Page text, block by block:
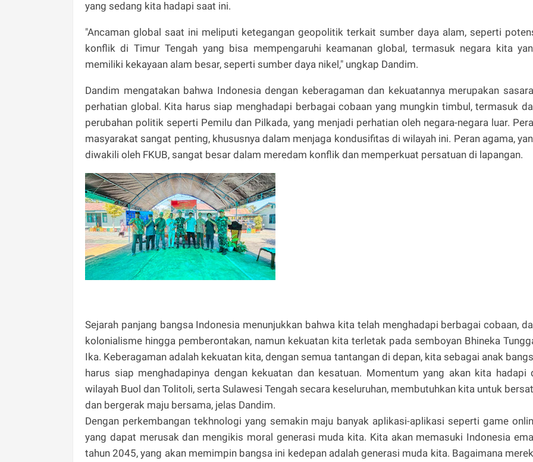
yang sedang kita hadapi saat ini.
"Ancaman global saat ini meliputi ketegangan geopolitik terkait sumber daya alam, seperti
konflik di Timur Tengah yang bisa mempengaruhi keamanan global, termasuk negara kita
memiliki kekayaan alam besar, seperti sumber daya nikel," ungkap Dandim.
Dandim mengatakan bahwa Indonesia dengan keberagaman dan kekuatannya merupakan
perhatian global. Kita harus siap menghadapi berbagai cobaan yang mungkin timbul, termasuk
perubahan politik seperti Pemilu dan Pilkada, yang menjadi perhatian oleh negara-negara luar.
masyarakat sangat penting, khususnya dalam menjaga kondusifitas di wilayah ini. Peran agama,
diwakili oleh FKUB, sangat besar dalam meredam konflik dan memperkuat persatuan di lapangan.
Sejarah panjang bangsa Indonesia menunjukkan bahwa kita telah menghadapi berbagai cobaan,
kolonialisme hingga pemberontakan, namun kekuatan kita terletak pada semboyan Bhineka
Ika. Keberagaman adalah kekuatan kita, dengan semua tantangan di depan, kita sebagai anak
harus siap menghadapinya dengan kekuatan dan kesatuan. Momentum yang akan kita hadapi
wilayah Buol dan Tolitoli, serta Sulawesi Tengah secara keseluruhan, membutuhkan kita untuk
dan bergerak maju bersama, jelas Dandim.
Dengan perkembangan tekhnologi yang semakin maju banyak aplikasi-aplikasi seperti game
yang dapat merusak dan mengikis moral generasi muda kita. Kita akan memasuki Indonesia
tahun 2045, yang akan memimpin bangsa ini kedepan adalah generasi muda kita. Bagaimana